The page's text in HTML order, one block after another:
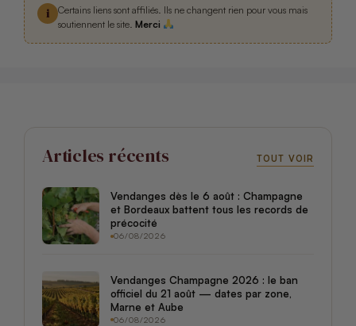
i
Certains liens sont affiliés. Ils ne changent rien pour vous mais
soutiennent le site. Merci
Articles récents TOUT VOIR
Vendanges dès le 6 août : Champagne
et Bordeaux battent tous les records de
précocité
06/08/2026
Vendanges Champagne 2026 : le ban
officiel du 21 août — dates par zone,
Marne et Aube
06/08/2026